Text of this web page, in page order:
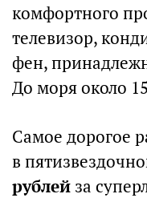
комфортного
телевизор,
фен,
До моря около
Самое дорогое
в
рублей за